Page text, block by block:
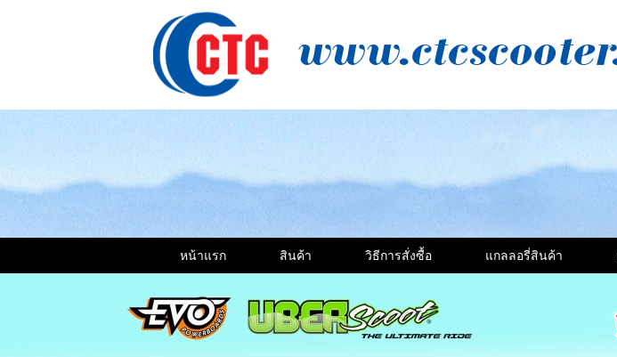
หน้าแรก สินค้า วิธีการสั่งซื้อ แกลลอรี่สินค้า